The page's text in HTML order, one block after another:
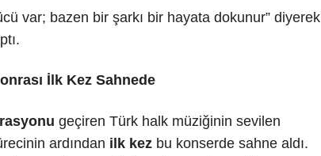
var; bazen bir şarkı bir hayata dokunur” diyerek
İlk Kez Sahnede
geçiren Türk halk müziğinin sevilen
ardından ilk kez bu konserde sahne aldı.